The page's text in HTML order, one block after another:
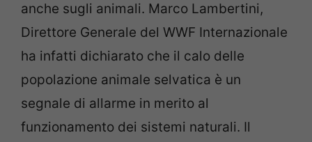
anche sugli animali. Marco Lambertini,
Direttore Generale del WWF Internazionale
ha infatti dichiarato che il calo delle
popolazione animale selvatica è un
segnale di allarme in merito al
funzionamento dei sistemi naturali. Il